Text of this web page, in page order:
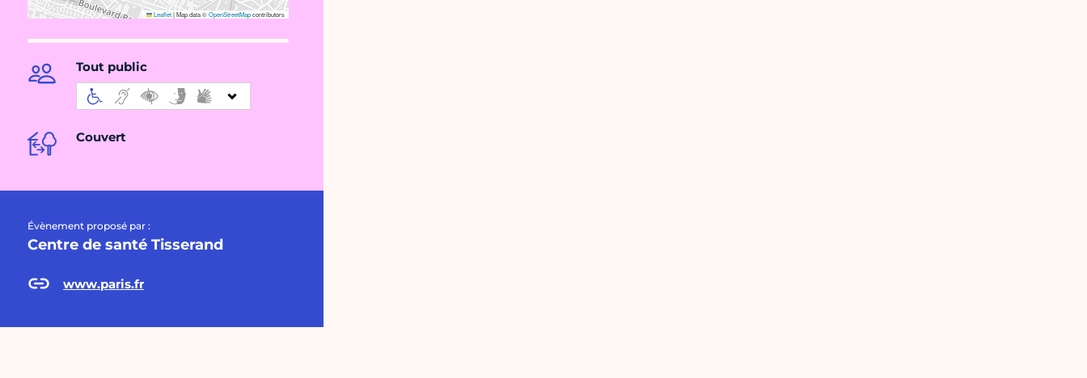
Leaflet|Map data ©OpenStreetMapcontributors
Tout public
Couvert
Évènement proposé par :
Centre de santé Tisserand
www.paris.fr